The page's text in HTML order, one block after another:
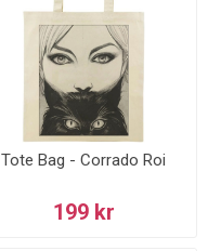
Tote Bag - Corrado Roi
199 kr